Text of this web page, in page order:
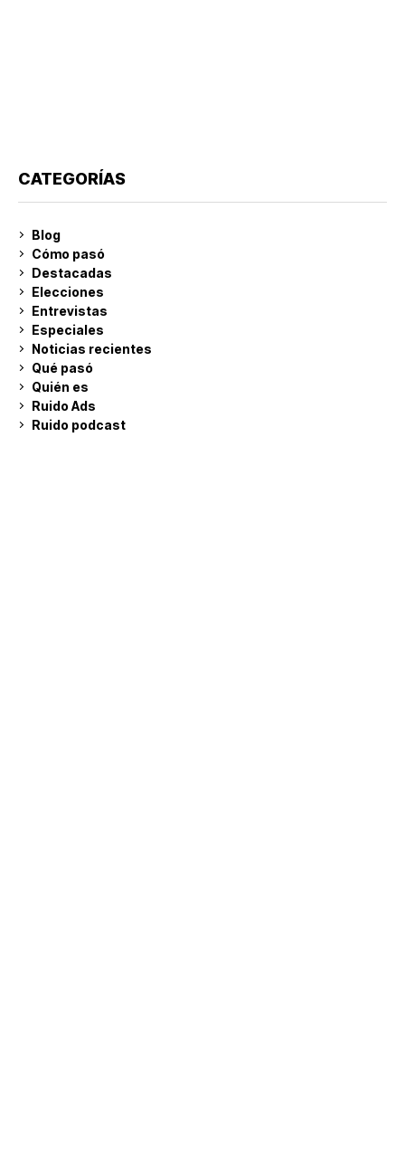
CATEGORÍAS
Blog
Cómo pasó
Destacadas
Elecciones
Entrevistas
Especiales
Noticias recientes
Qué pasó
Quién es
Ruido Ads
Ruido podcast